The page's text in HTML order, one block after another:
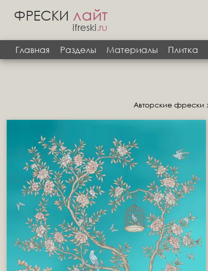
ФРЕСКИ лайт
ifreski.ru
Главная
Разделы Материалы Плитка
Авторские фрески